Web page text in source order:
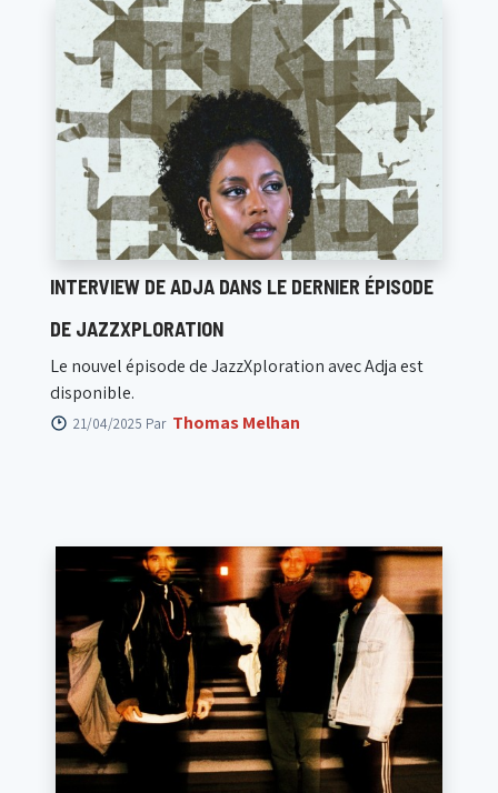
INTERVIEW DE ADJA DANS LE DERNIER ÉPISODE
DE JAZZXPLORATION
Le nouvel épisode de JazzXploration avec Adja est
disponible.
21/04/2025 Par Thomas Melhan